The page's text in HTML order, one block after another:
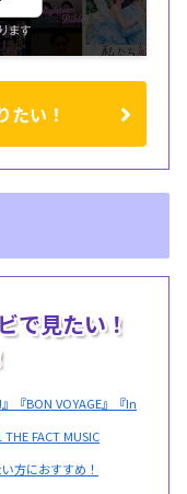
たい！
で見たい！
『BON VOYAGE』『In
FACT MUSIC
方におすすめ！